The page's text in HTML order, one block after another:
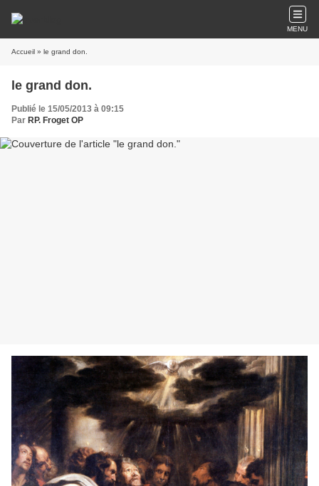
MENU
Accueil » le grand don.
le grand don.
Publié le 15/05/2013 à 09:15
Par RP. Froget OP